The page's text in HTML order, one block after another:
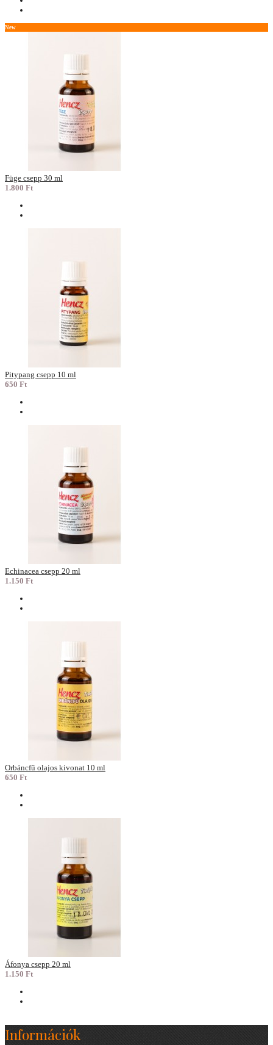
New
Füge csepp 30 ml
1.800 Ft
Pitypang csepp 10 ml
650 Ft
Echinacea csepp 20 ml
1.150 Ft
Orbáncfű olajos kivonat 10 ml
650 Ft
Áfonya csepp 20 ml
1.150 Ft
Információk